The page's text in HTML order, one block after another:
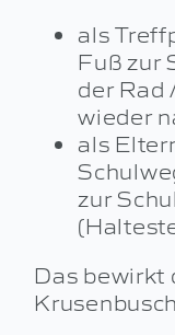
als
Fuß zur
der Rad
wieder
als
zur
Das bewirkt